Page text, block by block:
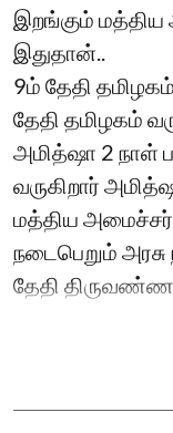
இறங்கும்
இதுதான்..
9ம் தேதி
தேதி தமிழகம்
அமித்ஷா 2 நாள்
வருகிறார்
மத்திய அமைச்சர்
நடைபெறும் அரசு
தேதி